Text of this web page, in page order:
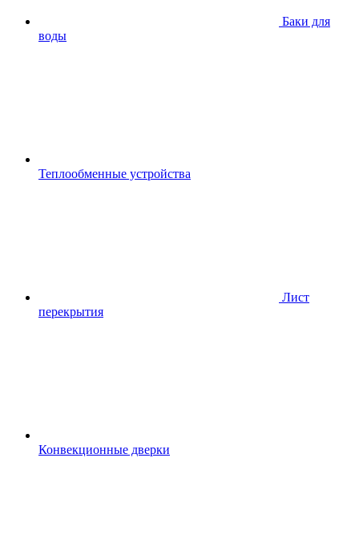
Баки для
воды
Теплообменные устройства
Лист
перекрытия
Конвекционные дверки